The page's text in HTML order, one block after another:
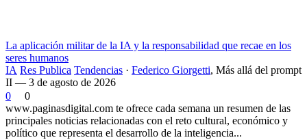
La aplicación militar de la IA y la responsabilidad que recae en los
seres humanos
IA Res Publica Tendencias · Federico Giorgetti, Más allá del prompt
II — 3 de agosto de 2026
0
0
www.paginasdigital.com te ofrece cada semana un resumen de las
principales noticias relacionadas con el reto cultural, económico y
político que representa el desarrollo de la inteligencia...